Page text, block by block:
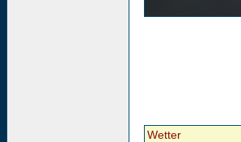
Wetter